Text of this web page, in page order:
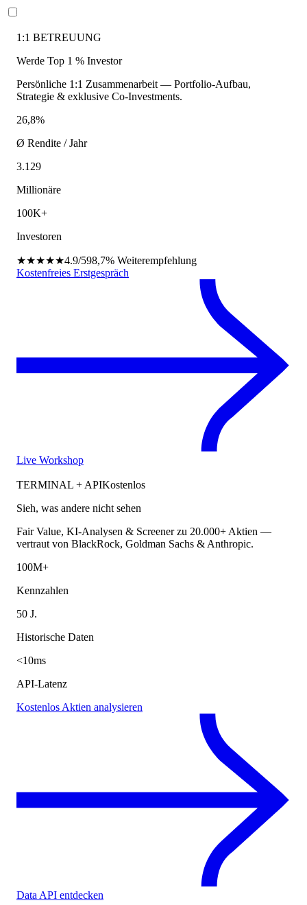
1:1 BETREUUNG
Werde Top 1 % Investor
Persönliche 1:1 Zusammenarbeit — Portfolio-Aufbau,
Strategie & exklusive Co-Investments.
26,8%
Ø Rendite / Jahr
3.129
Millionäre
100K+
Investoren
★★★★★4.9/598,7% Weiterempfehlung
Kostenfreies Erstgespräch
Live Workshop
TERMINAL + APIKostenlos
Sieh, was andere nicht sehen
Fair Value, KI-Analysen & Screener zu 20.000+ Aktien —
vertraut von BlackRock, Goldman Sachs & Anthropic.
100M+
Kennzahlen
50 J.
Historische Daten
<10ms
API-Latenz
Kostenlos Aktien analysieren
Data API entdecken